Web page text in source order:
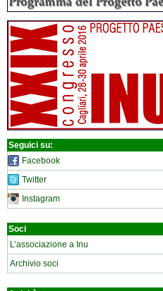
Seguici su:
Facebook
Twitter
Instagram
Soci
L’associazione a Inu
Archivio soci